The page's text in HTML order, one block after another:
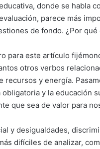
donde se habla
parece más
de fondo. ¿Por qué
para este artículo
otros verbos
recursos y energía.
y la educación
que sea de valor para
y desigualdades,
difíciles de analizar,